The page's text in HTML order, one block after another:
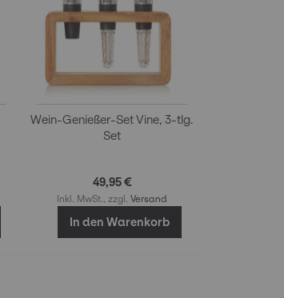
Wein-Genießer-Set Vine, 3-tlg.
Set
49,95 €
Inkl. MwSt., zzgl.Versand
In den Warenkorb